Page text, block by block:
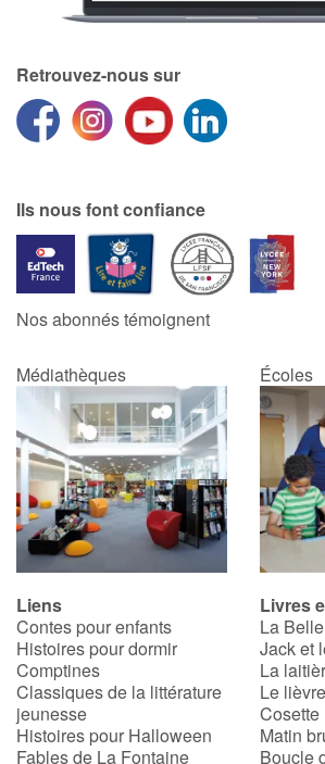
Retrouvez-nous sur
Ils nous font confiance
Nos abonnés témoignent
Médiathèques Écoles
Liens
Contes pour enfants
Histoires pour dormir
Comptines
Classiques de la littérature
jeunesse
Histoires pour Halloween
Fables de La Fontaine
Livres
La
Jack et
La
Le
Cosette
Matin
Boucle